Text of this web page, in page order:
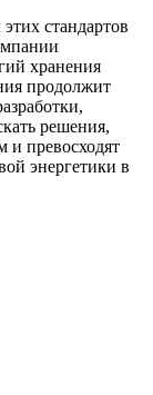
стандартов
хранения
продолжит
решения,
и превосходят
энергетики в